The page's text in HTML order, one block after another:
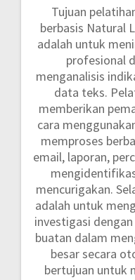
Tujuan
berbasis Natural
adalah untuk
profesional
menganalisis
data teks.
memberikan
cara
memproses
email, laporan,
mencurigakan.
adalah untuk
investigasi
buatan dalam
besar secara
bertujuan untuk